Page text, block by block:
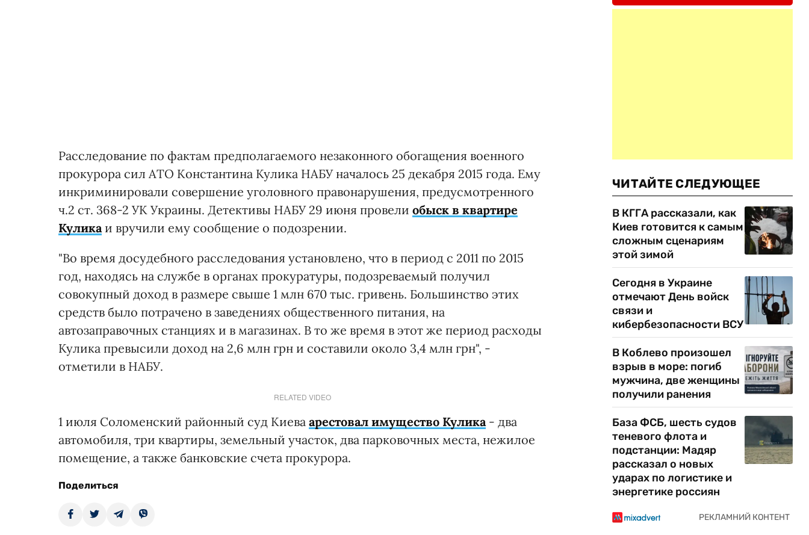
Расследование по фактам предполагаемого незаконного обогащения военного
прокурора сил АТО Константина Кулика НАБУ началось 25 декабря 2015 года. Ему
инкриминировали совершение уголовного правонарушения, предусмотренного
ч.2 ст. 368-2 УК Украины. Детективы НАБУ 29 июня провели обыск в квартире
Кулика и вручили ему сообщение о подозрении.
"Во время досудебного расследования установлено, что в период с 2011 по 2015
год, находясь на службе в органах прокуратуры, подозреваемый получил
совокупный доход в размере свыше 1 млн 670 тыс. гривень. Большинство этих
средств было потрачено в заведениях общественного питания, на
автозаправочных станциях и в магазинах. В то же время в этот же период расходы
Кулика превысили доход на 2,6 млн грн и составили около 3,4 млн грн", -
отметили в НАБУ.
RELATED VIDEO
1 июля Соломенский районный суд Киева арестовал имущество Кулика - два
автомобиля, три квартиры, земельный участок, два парковочных места, нежилое
помещение, а также банковские счета прокурора.
Поделиться
ЧИТАЙТЕ СЛЕДУЮЩЕЕ
В КГГА рассказали, как
Киев готовится к самым
сложным сценариям
этой зимой
Сегодня в Украине
отмечают День войск
связи и
кибербезопасности ВСУ
В Коблево произошел
взрыв в море: погиб
мужчина, две женщины
получили ранения
База ФСБ, шесть судов
теневого флота и
подстанции: Мадяр
рассказал о новых
ударах по логистике и
энергетике россиян